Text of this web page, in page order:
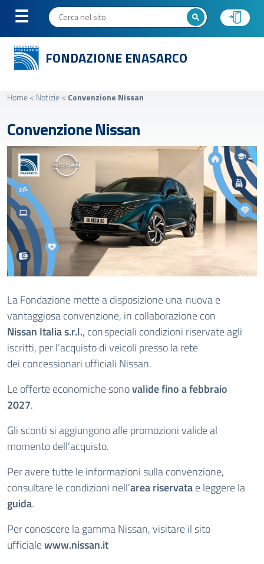
FONDAZIONE ENASARCO
Home< Notizie< Convenzione Nissan
Convenzione Nissan
La Fondazione mette a disposizione una nuova e
vantaggiosa convenzione, in collaborazione con
Nissan Italia s.r.l., con speciali condizioni riservate agli
iscritti, per l’acquisto di veicoli presso la rete
dei concessionari ufficiali Nissan.
Le offerte economiche sonovalide fino a febbraio
2027.
Gli sconti si aggiungono alle promozioni valide al
momento dell’acquisto.
Per avere tutte le informazioni sulla convenzione,
consultare le condizioni nell’area riservatae leggere la
guida.
Per conoscere la gamma Nissan, visitare il sito
ufficialewww.nissan.it